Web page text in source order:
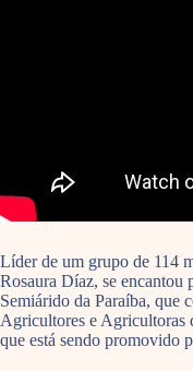
Líder de um grupo de 114
Rosaura Díaz, se encantou
Semiárido da Paraíba, que
Agricultores e Agricultoras
que está sendo promovido